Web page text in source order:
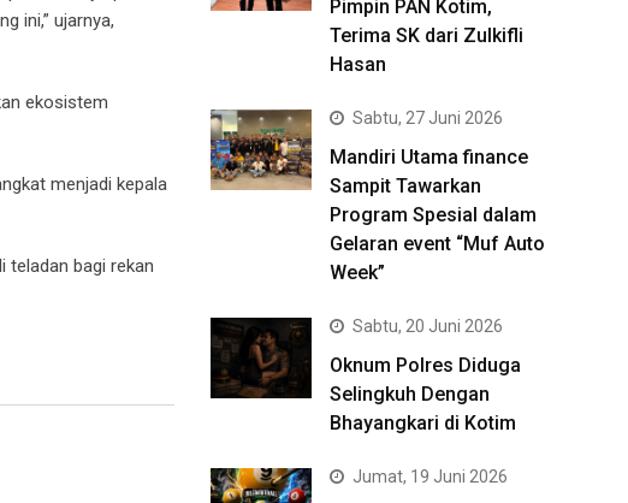
ini,” ujarnya,
ekosistem
menjadi kepala
teladan bagi rekan
Pimpin PAN Kotim,
Terima SK dari Zulkifli
Hasan
Sabtu, 27 Juni 2026
Mandiri Utama finance
Sampit Tawarkan
Program Spesial dalam
Gelaran event “Muf Auto
Week”
Sabtu, 20 Juni 2026
Oknum Polres Diduga
Selingkuh Dengan
Bhayangkari di Kotim
Jumat, 19 Juni 2026